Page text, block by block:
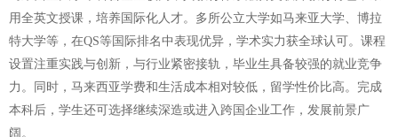
用全英文授课，培养国际化人才。多所公立大学如马来亚大学、博拉
特大学等，在QS等国际排名中表现优异，学术实力获全球认可。课程
设置注重实践与创新，与行业紧密接轨，毕业生具备较强的就业竞争
力。同时，马来西亚学费和生活成本相对较低，留学性价比高。完成
本科后，学生还可选择继续深造或进入跨国企业工作，发展前景广
阔。